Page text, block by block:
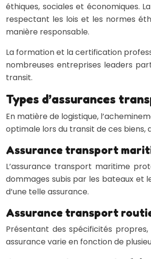
éthiques, sociales et économiques.
respectant les lois et les normes
manière responsable.
La formation et la certification
nombreuses entreprises leaders
transit.
Types d’assurances
En matière de logistique,
optimale lors du transit de ces biens,
Assurance transport
L’assurance transport maritime
dommages subis par les bateaux et
d’une telle assurance.
Assurance transport
Présentant des spécificités
assurance varie en fonction de